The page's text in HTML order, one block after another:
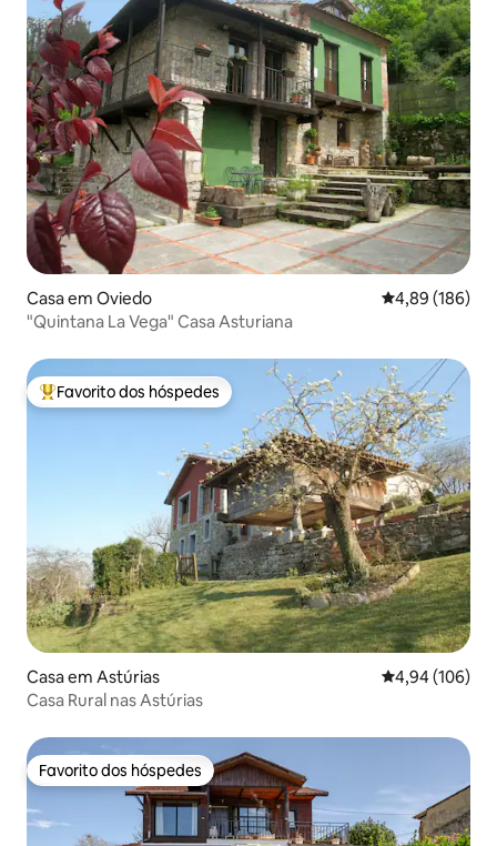
Casa em Oviedo Classificação
4,89 (186)
"Quintana La Vega" Casa Asturiana
Favoritos dos hóspedes mais apreciados
Favorito dos hóspedes
Casa em Astúrias Classificação
4,94 (106)
Casa Rural nas Astúrias
Favorito dos hóspedes
Favorito dos hóspedes